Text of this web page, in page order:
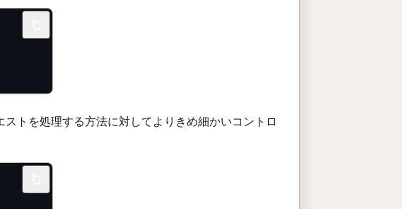
トを処理する方法に対してよりきめ細かいコントロ